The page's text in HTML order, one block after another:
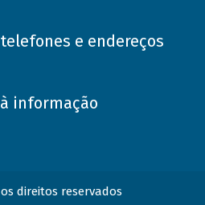
e endereços
informação
direitos reservados